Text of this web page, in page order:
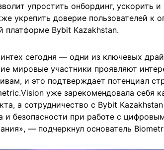
упростить онбординг, ускорить
укрепить доверие пользователей к
платформе Bybit Kazakhstan.
сегодня — одни из ключевых
мировые участники проявляют
и это подтверждает потенциал
уже зарекомендовала себя
а сотрудничество с Bybit
и безопасности при работе с
— подчеркнул основатель